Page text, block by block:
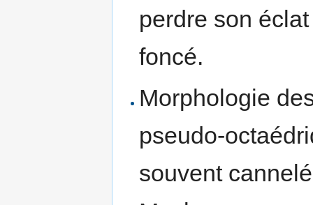
perdre son
foncé.
Morphologie
pseudo-
souvent